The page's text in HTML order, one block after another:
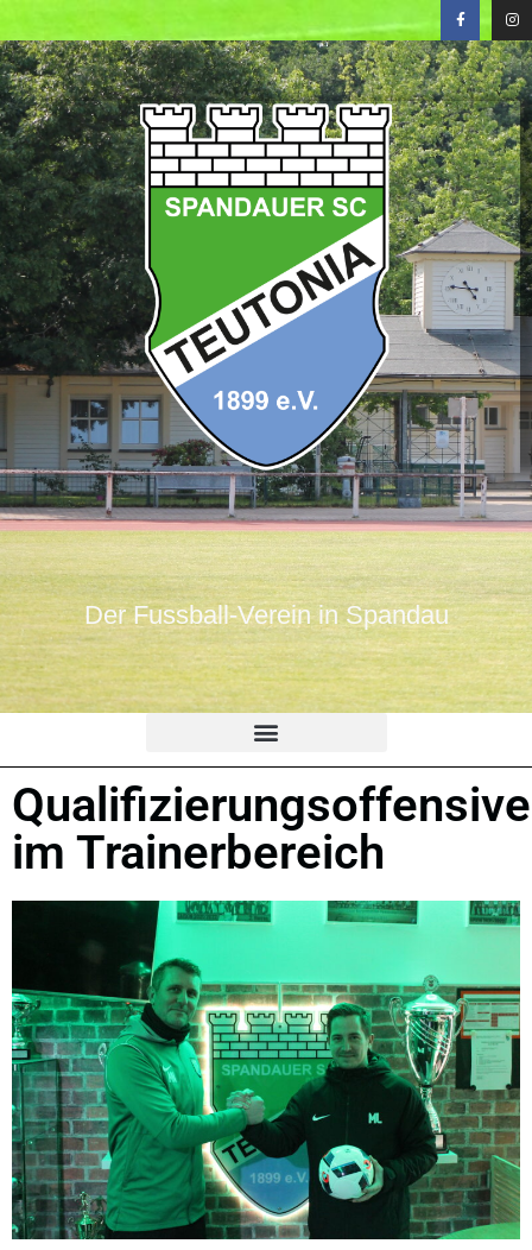
Der Fussball-Verein in Spandau
Qualifizierungsoffensive
im Trainerbereich